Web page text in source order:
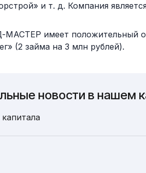
и т. д. Компания
МАСТЕР имеет положительный
(2 займа на 3 млн рублей).
новости в нашем